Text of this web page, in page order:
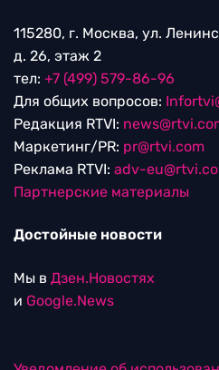
115280, г. Москва, ул.
д. 26, этаж 2
тел: +7 (499) 579-86-96
Для общих вопросов:
Редакция RTVI:
Маркетинг/PR: pr@rtvi.com
Реклама RTVI: adv-
Партнерские материалы
Достойные новости
Мы в Дзен.Новостях
и Google.News